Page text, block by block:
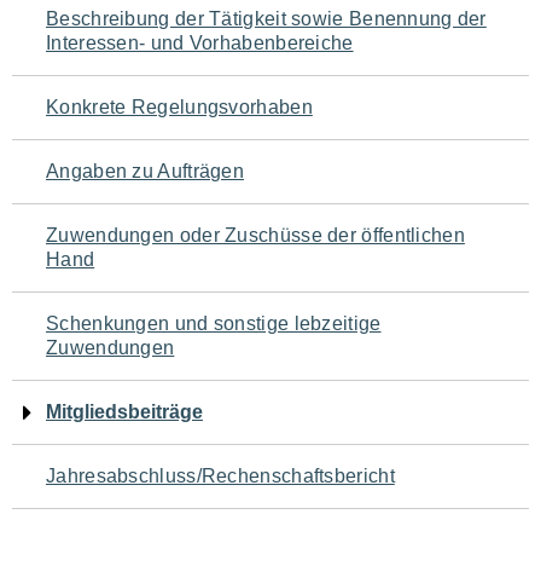
den
Seiteninhalt
Beschreibung der Tätigkeit sowie Benennung der
Interessen- und Vorhabenbereiche
Konkrete Regelungsvorhaben
Angaben zu Aufträgen
Zuwendungen oder Zuschüsse der öffentlichen
Hand
Schenkungen und sonstige lebzeitige
Zuwendungen
Mitgliedsbeiträge
Jahresabschluss/Rechenschaftsbericht